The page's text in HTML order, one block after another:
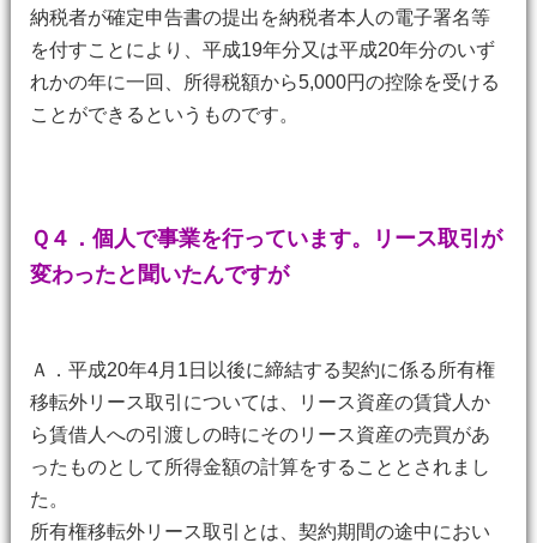
納税者が確定申告書の提出を納税者本人の電子署名等
を付すことにより、平成19年分又は平成20年分のいず
れかの年に一回、所得税額から5,000円の控除を受ける
ことができるというものです。
Ｑ４．個人で事業を行っています。リース取引が
変わったと聞いたんですが
Ａ．平成20年4月1日以後に締結する契約に係る所有権
移転外リース取引については、リース資産の賃貸人か
ら賃借人への引渡しの時にそのリース資産の売買があ
ったものとして所得金額の計算をすることとされまし
た。
所有権移転外リース取引とは、契約期間の途中におい